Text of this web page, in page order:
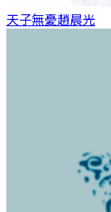
天子無憂趙晨光